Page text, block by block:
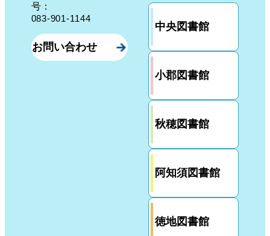
号：
083-901-1144
お問い合わせ
中央図書館
小郡図書館
秋穂図書館
阿知須図書館
徳地図書館